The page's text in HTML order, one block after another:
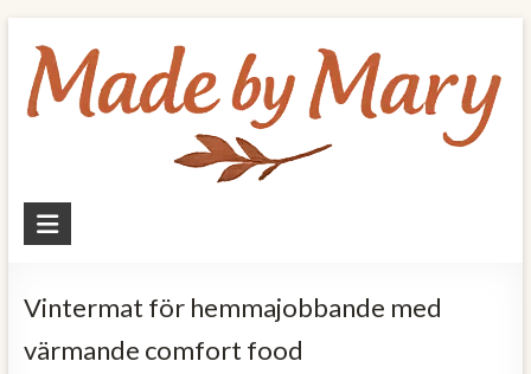
content
Made
Mary
Allt
Vintermat för hemmajobbande med
värmande comfort food